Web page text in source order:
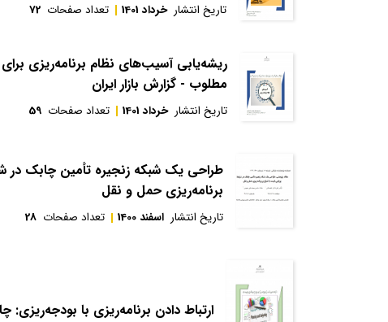
تاریخ انتشار خرداد 1401 تعداد صفحات 72
ریشه‌یابی آسیب‌های نظام برنامه‌ریزی
مطلوب - گزارش بازار ایران
تاریخ انتشار خرداد 1401 تعداد صفحات 59
طراحی یک شبکه زنجیره تأمین چابک در
برنامه‌ریزی حمل و نقل
تاریخ انتشار اسفند 1400 تعداد صفحات 28
ارتباط دادن برنامه‌ریزی با